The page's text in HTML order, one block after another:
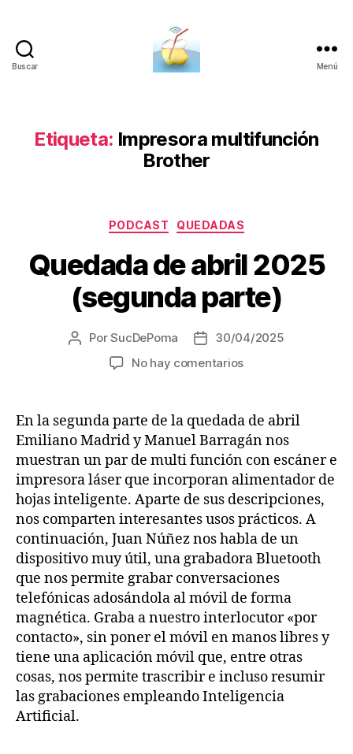
Buscar Menú
Etiqueta: Impresora multifunción
Brother
Categorías
PODCAST QUEDADAS
Quedada de abril 2025
(segunda parte)
Autor
PorSucDePoma
Fecha30/04/2025
No hay comentariosen
abril
2025
(segunda
parte)
En la segunda parte de la quedada de abril
Emiliano Madrid y Manuel Barragán nos
muestran un par de multi función con escáner e
impresora láser que incorporan alimentador de
hojas inteligente. Aparte de sus descripciones,
nos comparten interesantes usos prácticos. A
continuación, Juan Núñez nos habla de un
dispositivo muy útil, una grabadora Bluetooth
que nos permite grabar conversaciones
telefónicas adosándola al móvil de forma
magnética. Graba a nuestro interlocutor «por
contacto», sin poner el móvil en manos libres y
tiene una aplicación móvil que, entre otras
cosas, nos permite trascribir e incluso resumir
las grabaciones empleando Inteligencia
Artificial.